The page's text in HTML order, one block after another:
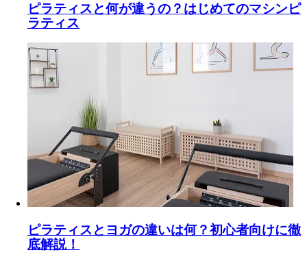
ピラティスと何が違うの？はじめてのマシンピ
ラティス
ピラティスとヨガの違いは何？初心者向けに徹
底解説！